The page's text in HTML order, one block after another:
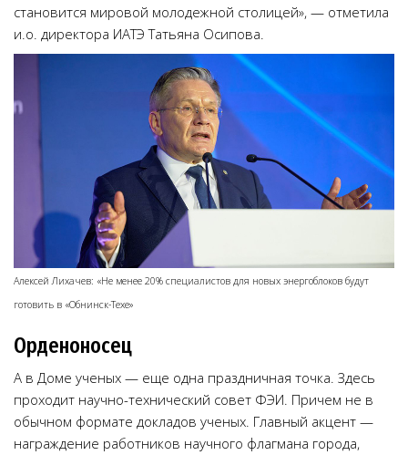
становится мировой молодежной столицей», — отметила
и.о. директора ИАТЭ Татьяна Осипова.
Алексей Лихачев: «Не менее 20% специалистов для новых энергоблоков будут
готовить в «Обнинск-Техе»
Орденоносец
А в Доме ученых — еще одна праздничная точка. Здесь
проходит научно-технический совет ФЭИ. Причем не в
обычном формате докладов ученых. Главный акцент —
награждение работников научного флагмана города,